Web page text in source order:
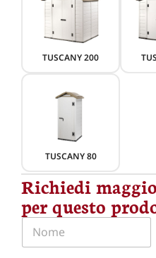
TUSCANY 200
TUSCANY 80
Richiedi
per questo
N
m